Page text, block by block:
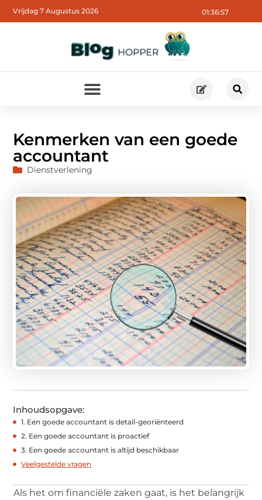
01:36:58
Vrijdag 7 Augustus 2026
Kenmerken van een goede
accountant
Dienstverlening
Inhoudsopgave:
1. Een goede accountant is detail-georiënteerd
2. Een goede accountant is proactief
3. Een goede accountant is altijd beschikbaar
Veelgestelde vragen
Als het om financiële zaken gaat, is het belangrijk